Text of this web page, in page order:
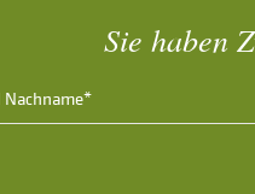
Sie haben